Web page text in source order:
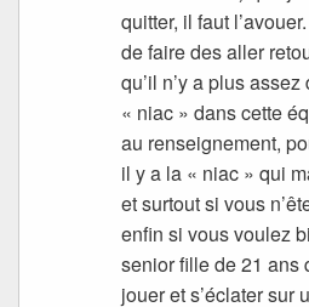
quitter, il faut
de faire des aller
qu’il n’y a plus
« niac » dans cette
au renseignement,
il y a la « niac » qui
et surtout si vous
enfin si vous voulez
senior fille de 21 ans
jouer et s’éclater sur